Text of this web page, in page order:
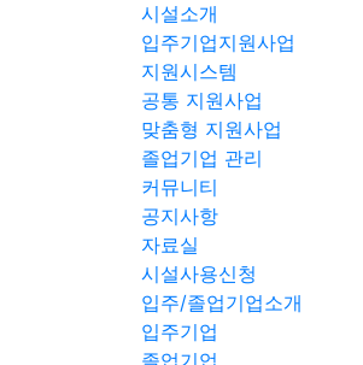
시설소개
입주기업지원사업
지원시스템
공통 지원사업
맞춤형 지원사업
졸업기업 관리
커뮤니티
공지사항
자료실
시설사용신청
입주/졸업기업소개
입주기업